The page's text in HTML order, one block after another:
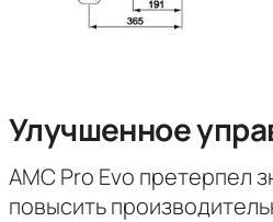
Улучшенное
AMC Pro Evo претерпел
повысить